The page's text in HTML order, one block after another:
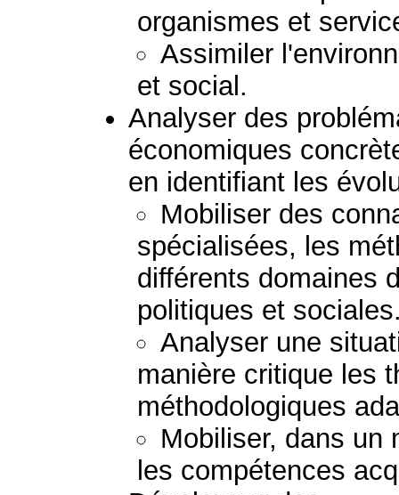
organismes et
Assimiler
et social.
Analyser des
économiques
en identifiant les
Mobiliser des
spécialisées, les
différents domaines
politiques et
Analyser une
manière critique les
méthodologiques
Mobiliser, dans un
les compétences